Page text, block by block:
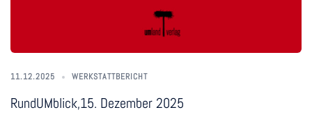
11.12.2025 WERKSTATTBERICHT
RundUMblick,15. Dezember 2025